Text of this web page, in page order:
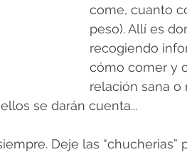
come, cuanto
peso). Allí es
recogiendo
cómo comer y
relación sana o
se darán cuenta...
Deje las “chucherias”